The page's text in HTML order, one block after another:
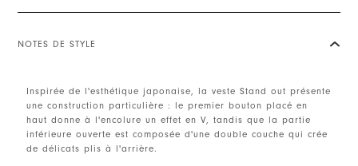
NOTES DE STYLE
Inspirée de l'esthétique japonaise, la veste Stand out présente
une construction particulière : le premier bouton placé en
haut donne à l'encolure un effet en V, tandis que la partie
inférieure ouverte est composée d'une double couche qui crée
de délicats plis à l'arrière.